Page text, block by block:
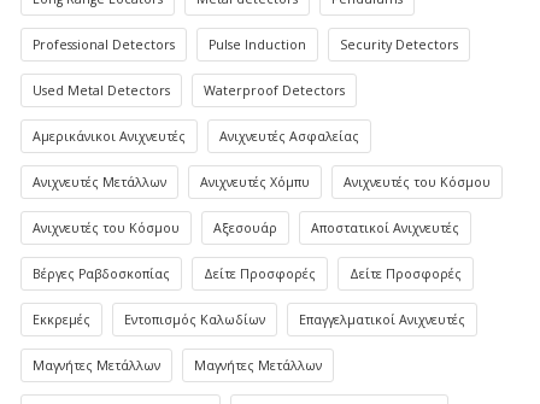
Professional Detectors Pulse Induction Security Detectors
Used Metal Detectors Waterproof Detectors
Αμερικάνικοι Ανιχνευτές Ανιχνευτές Ασφαλείας
Ανιχνευτές Μετάλλων Ανιχνευτές Χόμπυ Ανιχνευτές του Κόσμου
Ανιχνευτές του Κόσμου Αξεσουάρ Αποστατικοί Ανιχνευτές
Βέργες Ραβδοσκοπίας Δείτε Προσφορές Δείτε Προσφορές
Εκκρεμές Εντοπισμός Καλωδίων Επαγγελματικοί Ανιχνευτές
Μαγνήτες Μετάλλων Μαγνήτες Μετάλλων